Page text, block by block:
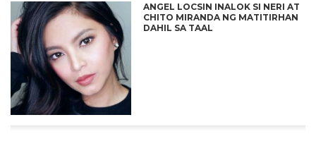
ANGEL LOCSIN INALOK SI NERI AT
CHITO MIRANDA NG MATITIRHAN
DAHIL SA TAAL